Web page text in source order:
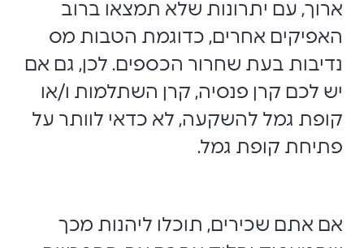
ארוך, עם יתרונות שלא תמצאו ברוב
האפיקים אחרים, כדוגמת הטבות מס
נדיבות בעת שחרור הכספים. לכן, גם אם
יש לכם קרן פנסיה, קרן השתלמות ו/או
קופת גמל להשקעה, לא כדאי לוותר על
פתיחת קופת גמל.
אם אתם שכירים, תוכלו ליהנות מכך